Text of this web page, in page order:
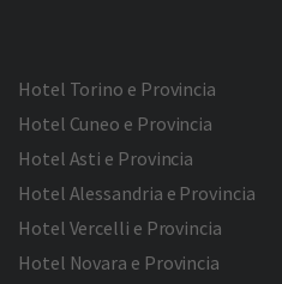
Hotel Torino e Provincia
Hotel Cuneo e Provincia
Hotel Asti e Provincia
Hotel Alessandria e Provincia
Hotel Vercelli e Provincia
Hotel Novara e Provincia